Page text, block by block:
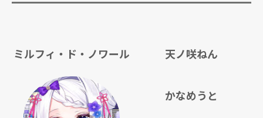
ミルフィ・ド・ノワール 天ノ咲ねん
かなめうと